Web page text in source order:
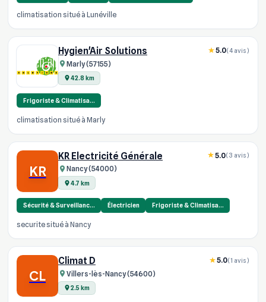
climatisation situé à Lunéville
Hygien'Air Solutions
Marly (57155)
42.8 km
5.0(4 avis)
Frigoriste & Climatisa…
climatisation situé à Marly
KR
KR Electricité Générale
Nancy (54000)
4.7 km
5.0(3 avis)
Sécurité & Surveillanc… Électricien Frigoriste & Climatisa…
securite situé à Nancy
CL
Climat D
Villers-lès-Nancy (54600)
2.5 km
5.0(1 avis)